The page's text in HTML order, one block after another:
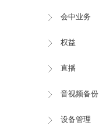
会中业务
权益
直播
音视频备份
设备管理